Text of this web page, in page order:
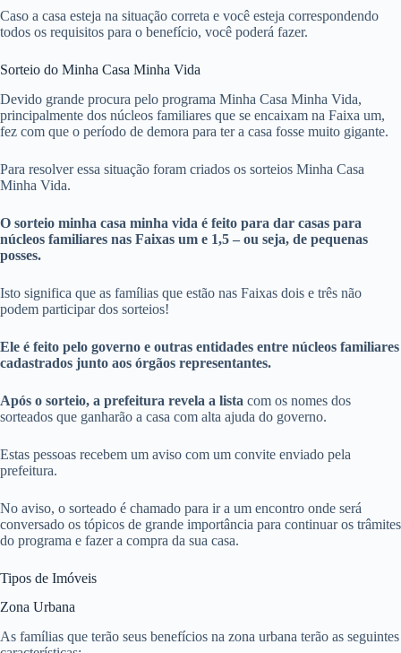
Caso a casa esteja na situação correta e você esteja correspondendo
todos os requisitos para o benefício, você poderá fazer.
Sorteio do Minha Casa Minha Vida
Devido grande procura pelo programa Minha Casa Minha Vida,
principalmente dos núcleos familiares que se encaixam na Faixa um,
fez com que o período de demora para ter a casa fosse muito gigante.
Para resolver essa situação foram criados os sorteios Minha Casa
Minha Vida.
O sorteio minha casa minha vida é feito para dar casas para
núcleos familiares nas Faixas um e 1,5 – ou seja, de pequenas
posses.
Isto significa que as famílias que estão nas Faixas dois e três não
podem participar dos sorteios!
Ele é feito pelo governo e outras entidades entre núcleos familiares
cadastrados junto aos órgãos representantes.
Após o sorteio, a prefeitura revela a lista com os nomes dos
sorteados que ganharão a casa com alta ajuda do governo.
Estas pessoas recebem um aviso com um convite enviado pela
prefeitura.
No aviso, o sorteado é chamado para ir a um encontro onde será
conversado os tópicos de grande importância para continuar os trâmites
do programa e fazer a compra da sua casa.
Tipos de Imóveis
Zona Urbana
As famílias que terão seus benefícios na zona urbana terão as seguintes